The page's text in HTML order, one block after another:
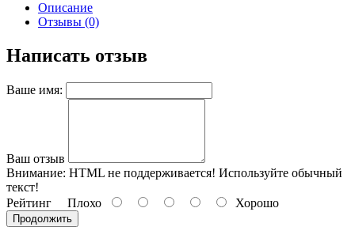
Описание
Отзывы (0)
Написать отзыв
Ваше имя:
Ваш отзыв
Внимание: HTML не поддерживается! Используйте обычный
текст!
Рейтинг Плохо Хорошо
Продолжить